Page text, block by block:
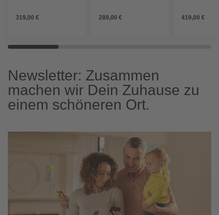
319,00 € 289,00 € 419,00 €
Newsletter: Zusammen
machen wir Dein Zuhause zu
einem schöneren Ort.